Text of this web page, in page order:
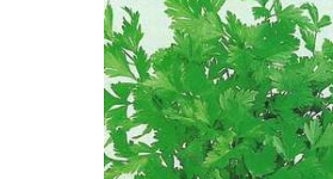
для рассады и
семенной